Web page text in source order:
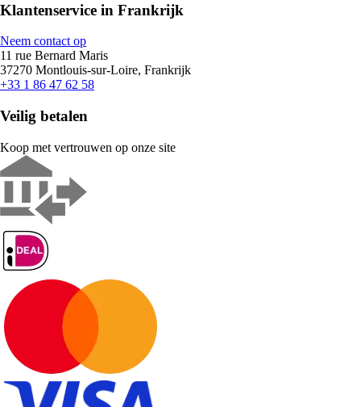
Klantenservice in Frankrijk
Neem contact op
11 rue Bernard Maris
37270 Montlouis-sur-Loire, Frankrijk
+33 1 86 47 62 58
Veilig betalen
Koop met vertrouwen op onze site